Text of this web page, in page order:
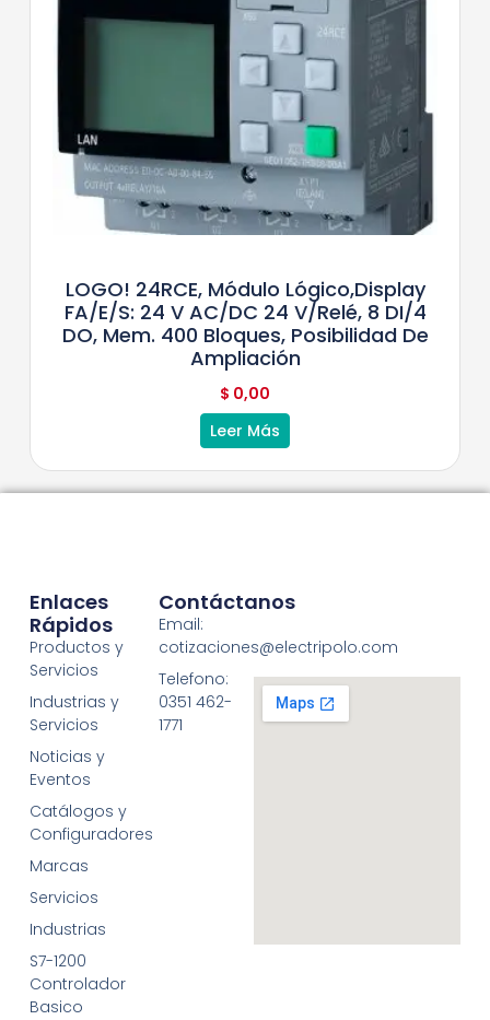
LOGO! 24RCE, Módulo Lógico,display
FA/E/S: 24 V AC/DC 24 V/relé, 8 DI/4
DO, Mem. 400 Bloques, Posibilidad De
Ampliación
$ 0,00
Leer Más
Enlaces
Rápidos
Productos y
Servicios
Industrias y
Servicios
Noticias y
Eventos
Catálogos y
Configuradores
Marcas
Servicios
Industrias
S7-1200
Controlador
Basico
Contáctanos
Email:
cotizaciones@electripolo.com
Telefono:
0351 462-
1771